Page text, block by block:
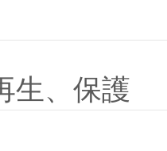
生、保護